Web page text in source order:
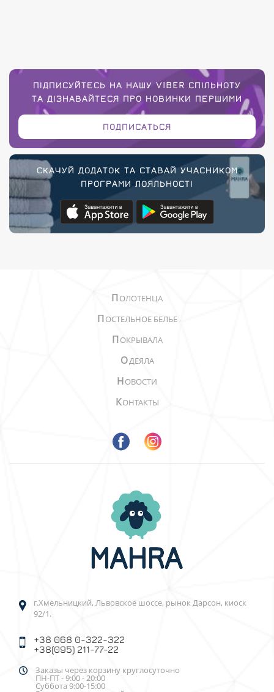
ПІДПИСУЙТЕСЬ НА НАШУ VIBER СПІЛЬНОТУ
ТА ДІЗНАВАЙТЕСЯ ПРО НОВИНКИ ПЕРШИМИ
ПОДПИСАТЬСЯ
СКАЧУЙ ДОДАТОК ТА СТАВАЙ УЧАСНИКОМ
ПРОГРАМИ ЛОЯЛЬНОСТІ
ПОЛОТЕНЦА
ПОСТЕЛЬНОЕ БЕЛЬЕ
ПОКРЫВАЛА
ОДЕЯЛА
НОВОСТИ
КОНТАКТЫ
г.Хмельницкий, Львовское шоссе, рынок Дарсон, киоск
92/1.
+38 068 0-322-322
+38(095) 211-77-22
Заказы через корзину круглосуточно
ПН-ПТ - 9:00 - 20:00
Суббота 9:00-15:00